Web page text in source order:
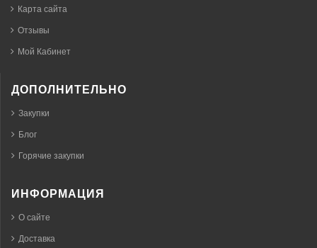
Карта сайта
Отзывы
Мой Кабинет
ДОПОЛНИТЕЛЬНО
Закупки
Блог
Горячие закупки
ИНФОРМАЦИЯ
О сайте
Доставка